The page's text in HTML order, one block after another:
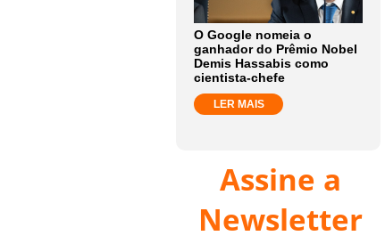
O Google nomeia o
ganhador do Prêmio Nobel
Demis Hassabis como
cientista-chefe
LER MAIS
Assine a
Newsletter